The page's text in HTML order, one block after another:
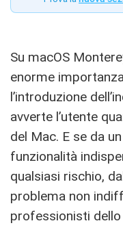
Su macOS
enorme
l’introduzione
avverte l’utente
del Mac. E se da
funzionalità
qualsiasi rischio,
problema non
professionisti